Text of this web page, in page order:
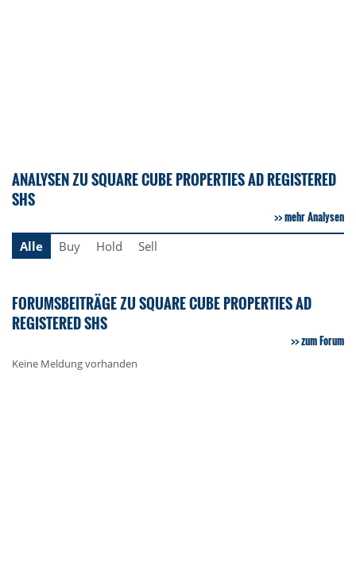
ANALYSEN ZU SQUARE CUBE PROPERTIES AD REGISTERED
SHS
mehr Analysen
Alle
Buy Hold Sell
FORUMSBEITRÄGE ZU SQUARE CUBE PROPERTIES AD
REGISTERED SHS
zum Forum
Keine Meldung vorhanden